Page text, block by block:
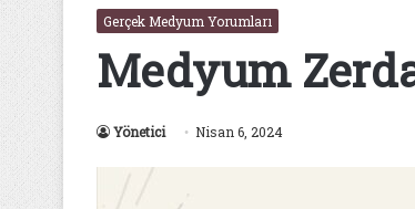
Gerçek Medyum Yorumları
Medyum
Yönetici Nisan 6, 2024